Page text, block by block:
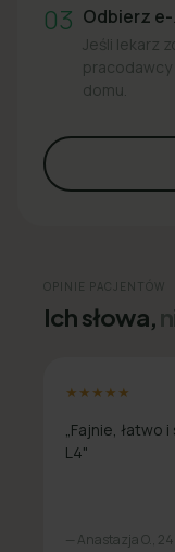
03 Odbierz
Jeśli lekarz
domu.
OPINIE PACJENTÓW
Ich słowa,
★★★★★
„Fajnie, łatwo
L4"
— Anastazja O., 24